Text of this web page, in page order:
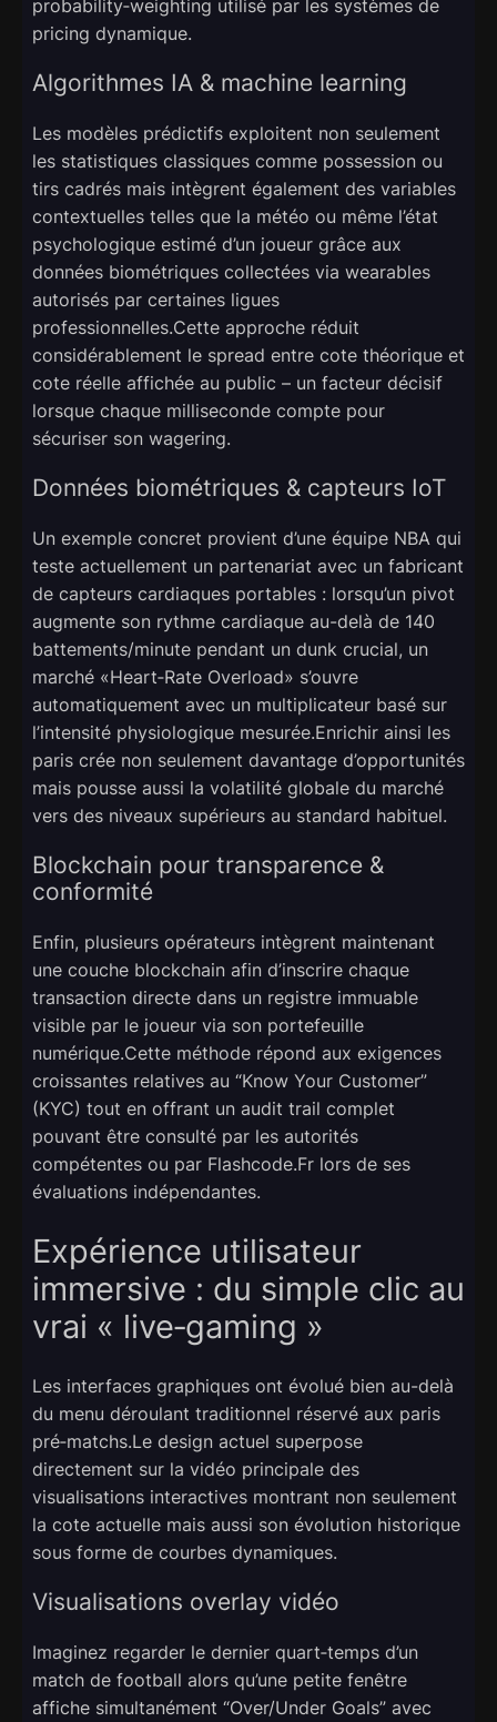
probability‑weighting utilisé par les systèmes de
pricing dynamique.
Algorithmes IA & machine learning
Les modèles prédictifs exploitent non seulement
les statistiques classiques comme possession ou
tirs cadrés mais intègrent également des variables
contextuelles telles que la météo ou même l’état
psychologique estimé d’un joueur grâce aux
données biométriques collectées via wearables
autorisés par certaines ligues
professionnelles.Cette approche réduit
considérablement le spread entre cote théorique et
cote réelle affichée au public – un facteur décisif
lorsque chaque milliseconde compte pour
sécuriser son wagering.
Données biométriques & capteurs IoT
Un exemple concret provient d’une équipe NBA qui
teste actuellement un partenariat avec un fabricant
de capteurs cardiaques portables : lorsqu’un pivot
augmente son rythme cardiaque au-delà de 140
battements/minute pendant un dunk crucial, un
marché «​Heart‑Rate Overload​» s’ouvre
automatiquement avec un multiplicateur basé sur
l’intensité physiologique mesurée.Enrichir ainsi les
paris crée non seulement davantage d’opportunités
mais pousse aussi la volatilité globale du marché
vers des niveaux supérieurs au standard habituel.
Blockchain pour transparence &
conformité
Enfin, plusieurs opérateurs intègrent maintenant
une couche blockchain afin d’inscrire chaque
transaction directe dans un registre immuable
visible par le joueur via son portefeuille
numérique.Cette méthode répond aux exigences
croissantes relatives au “Know Your Customer”
(KYC) tout en offrant un audit trail complet
pouvant être consulté par les autorités
compétentes ou par Flashcode.Fr lors de ses
évaluations indépendantes.
Expérience utilisateur
immersive : du simple clic au
vrai « live‑gaming »
Les interfaces graphiques ont évolué bien au-delà
du menu déroulant traditionnel réservé aux paris
pré‑matchs.Le design actuel superpose
directement sur la vidéo principale des
visualisations interactives montrant non seulement
la cote actuelle mais aussi son évolution historique
sous forme de courbes dynamiques.
Visualisations overlay vidéo
Imaginez regarder le dernier quart‑temps d’un
match de football alors qu’une petite fenêtre
affiche simultanément “Over/Under Goals” avec